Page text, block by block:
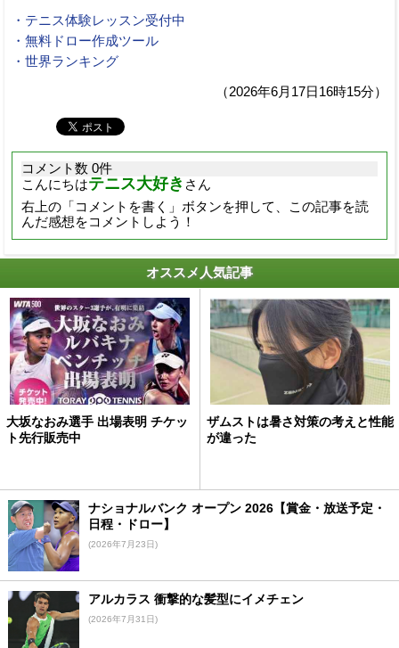
・テニス体験レッスン受付中
・無料ドロー作成ツール
・世界ランキング
（2026年6月17日16時15分）
コメント数 0件
こんにちはテニス大好き さん
右上の「コメントを書く」ボタンを押して、この記事を読
んだ感想をコメントしよう！
オススメ人気記事
大坂なおみ選手 出場表明 チケッ
ト先行販売中
ザムストは暑さ対策の考えと性能
が違った
ナショナルバンク オープン 2026【賞金・放送予定・
日程・ドロー】
(2026年7月23日)
アルカラス 衝撃的な髪型にイメチェン
(2026年7月31日)